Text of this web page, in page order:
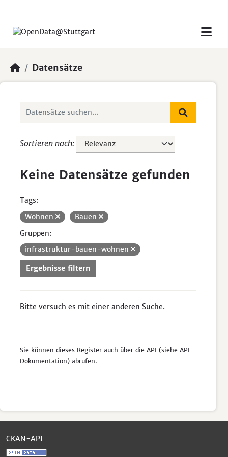
Datensätze
Sortieren nach
Keine Datensätze gefunden
Tags:
Wohnen
Bauen
Gruppen:
infrastruktur-bauen-wohnen
Ergebnisse filtern
Bitte versuch es mit einer anderen Suche.
Sie können dieses Register auch über die API (siehe API-
Dokumentation) abrufen.
CKAN-API